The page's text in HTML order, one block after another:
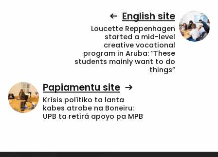
English site
Loucette Reppenhagen
started a mid-level
creative vocational
program in Aruba: “These
students mainly want to do
things”
Papiamentu site
Krísis polítiko ta lanta
kabes atrobe na Boneiru:
UPB ta retirá apoyo pa MPB